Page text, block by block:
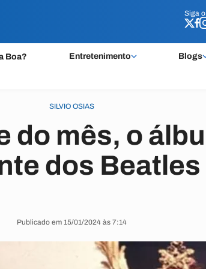
Siga o
Boa? Entretenimento Blogs
Siga o
SILVIO OSIAS
do mês, o
dos Beatles
Publicado em 15/01/2024 às 7:14